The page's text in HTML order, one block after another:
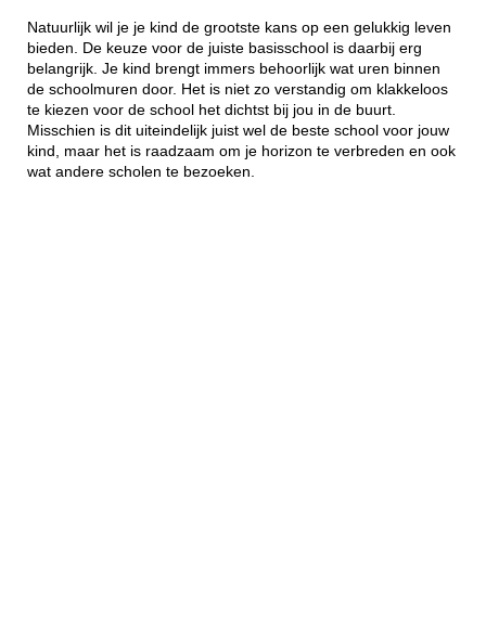
Natuurlijk wil je je kind de grootste kans op een gelukkig leven
bieden. De keuze voor de juiste basisschool is daarbij erg
belangrijk. Je kind brengt immers behoorlijk wat uren binnen
de schoolmuren door. Het is niet zo verstandig om klakkeloos
te kiezen voor de school het dichtst bij jou in de buurt.
Misschien is dit uiteindelijk juist wel de beste school voor jouw
kind, maar het is raadzaam om je horizon te verbreden en ook
wat andere scholen te bezoeken.